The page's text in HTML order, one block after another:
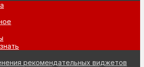
рекомендательных виджетов